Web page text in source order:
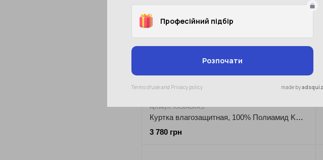
Новинка
Артикул: KX364BKRS
Куртка влагозащитная, 100% Полиамид KX364 Portwest
3 780 грн